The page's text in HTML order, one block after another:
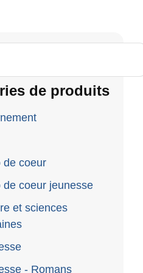
de produits
de coeur
de coeur jeunesse
et sciences
- Romans